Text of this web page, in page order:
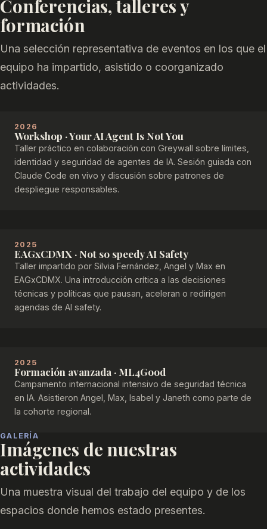
Conferencias, talleres y
formación
Una selección representativa de eventos en los que el
equipo ha impartido, asistido o coorganizado
actividades.
2026
Workshop · Your AI Agent Is Not You
Taller práctico en colaboración con Greywall sobre límites,
identidad y seguridad de agentes de IA. Sesión guiada con
Claude Code en vivo y discusión sobre patrones de
despliegue responsables.
2025
EAGxCDMX · Not so speedy AI Safety
Taller impartido por Silvia Fernández, Angel y Max en
EAGxCDMX. Una introducción crítica a las decisiones
técnicas y políticas que pausan, aceleran o redirigen
agendas de AI safety.
2025
Formación avanzada · ML4Good
Campamento internacional intensivo de seguridad técnica
en IA. Asistieron Angel, Max, Isabel y Janeth como parte de
la cohorte regional.
GALERÍA
Imágenes de nuestras
actividades
Una muestra visual del trabajo del equipo y de los
espacios donde hemos estado presentes.